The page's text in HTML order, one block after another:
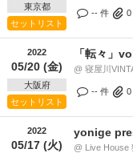
東京都
セットリスト
-- 件 0
2022
05/20 (金)
大阪府
セットリスト
「転々」
@ 寝屋川
-- 件 0
2022
05/17 (火)
yonige
@ Live House